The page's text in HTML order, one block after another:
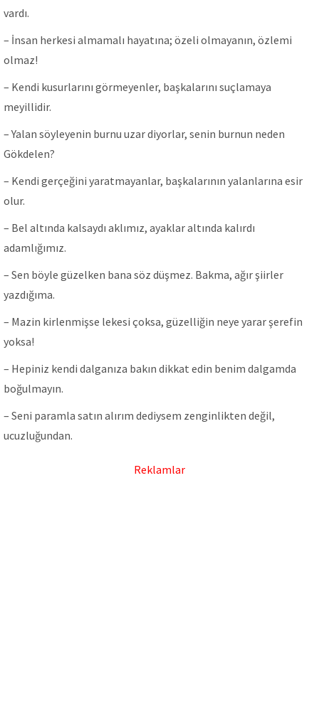
vardı.
– İnsan herkesi almamalı hayatına; özeli olmayanın, özlemi
olmaz!
– Kendi kusurlarını görmeyenler, başkalarını suçlamaya
meyillidir.
– Yalan söyleyenin burnu uzar diyorlar, senin burnun neden
Gökdelen?
– Kendi gerçeğini yaratmayanlar, başkalarının yalanlarına esir
olur.
– Bel altında kalsaydı aklımız, ayaklar altında kalırdı
adamlığımız.
– Sen böyle güzelken bana söz düşmez. Bakma, ağır şiirler
yazdığıma.
– Mazin kirlenmişse lekesi çoksa, güzelliğin neye yarar şerefin
yoksa!
– Hepiniz kendi dalganıza bakın dikkat edin benim dalgamda
boğulmayın.
– Seni paramla satın alırım dediysem zenginlikten değil,
ucuzluğundan.
Reklamlar